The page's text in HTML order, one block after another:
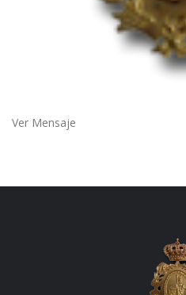
Ver Mensaje